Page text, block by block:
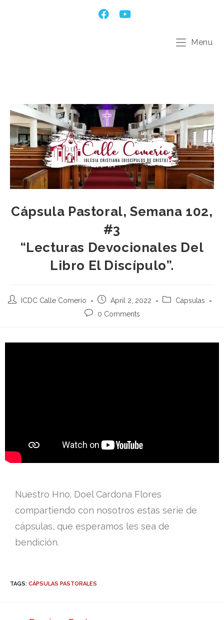
Menu
Cápsula Pastoral, Semana 102,
#3
“Lecturas Devocionales Del
Libro El Discípulo”.
ICDC Calle Comerío April 2, 2022
Cápsulas
0 Comments
Nuestro Hno. Doel Cardona Flores
compartiendo con nosotros estas serie de
cápsulas, que esperamos les sea de
bendición.
TAGS: CÁPSULAS PASTORALES